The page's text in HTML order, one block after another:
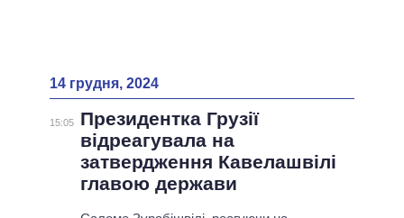
14 грудня, 2024
15:05
Президентка Грузії
відреагувала на
затвердження Кавелашвілі
главою держави